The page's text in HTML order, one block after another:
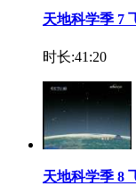
天地科学季 7
时长:41:20
天地科学季 8